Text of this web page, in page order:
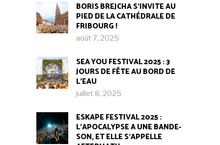
BORIS BREJCHA S’INVITE AU
PIED DE LA CATHÉDRALE DE
FRIBOURG !​
août 7, 2025
SEA YOU FESTIVAL 2025 : 3
JOURS DE FÊTE AU BORD DE
L’EAU
juillet 8, 2025
ESKAPE FESTIVAL 2025 :
L’APOCALYPSE A UNE BANDE-
SON, ET ELLE S’APPELLE